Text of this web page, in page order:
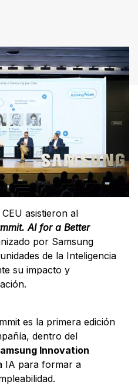
asistieron al
AI for a Better
por Samsung
de la Inteligencia
su impacto y
es la primera edición
dentro del
Innovation
IA para formar a